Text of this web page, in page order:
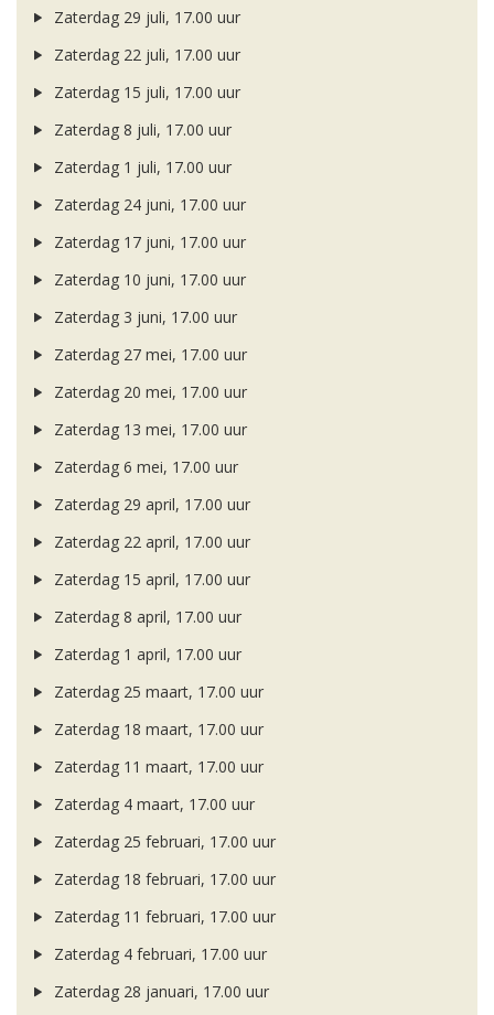
Zaterdag 29 juli, 17.00 uur
Zaterdag 22 juli, 17.00 uur
Zaterdag 15 juli, 17.00 uur
Zaterdag 8 juli, 17.00 uur
Zaterdag 1 juli, 17.00 uur
Zaterdag 24 juni, 17.00 uur
Zaterdag 17 juni, 17.00 uur
Zaterdag 10 juni, 17.00 uur
Zaterdag 3 juni, 17.00 uur
Zaterdag 27 mei, 17.00 uur
Zaterdag 20 mei, 17.00 uur
Zaterdag 13 mei, 17.00 uur
Zaterdag 6 mei, 17.00 uur
Zaterdag 29 april, 17.00 uur
Zaterdag 22 april, 17.00 uur
Zaterdag 15 april, 17.00 uur
Zaterdag 8 april, 17.00 uur
Zaterdag 1 april, 17.00 uur
Zaterdag 25 maart, 17.00 uur
Zaterdag 18 maart, 17.00 uur
Zaterdag 11 maart, 17.00 uur
Zaterdag 4 maart, 17.00 uur
Zaterdag 25 februari, 17.00 uur
Zaterdag 18 februari, 17.00 uur
Zaterdag 11 februari, 17.00 uur
Zaterdag 4 februari, 17.00 uur
Zaterdag 28 januari, 17.00 uur